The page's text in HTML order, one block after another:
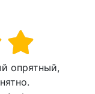
опрятный,